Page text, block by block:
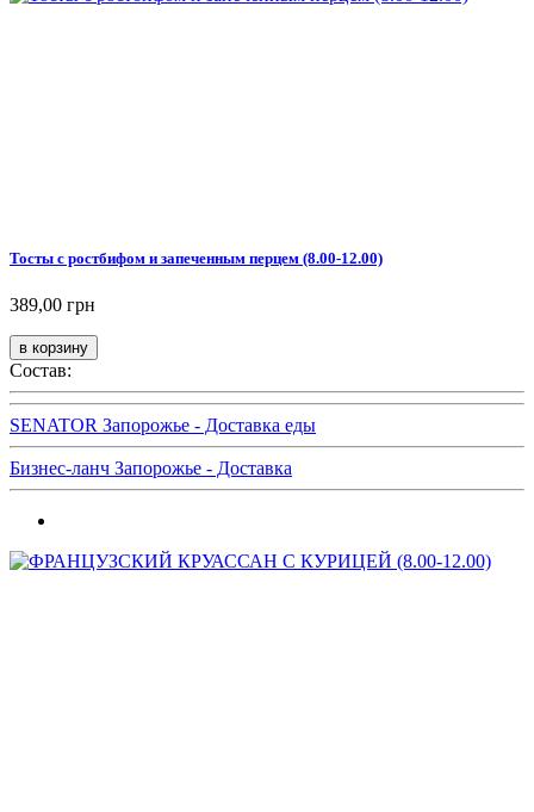
Тосты с ростбифом и запеченным перцем (8.00-12.00)
389,00 грн
Состав:
SENATOR Запорожье - Доставка еды
Бизнес-ланч Запорожье - Доставка